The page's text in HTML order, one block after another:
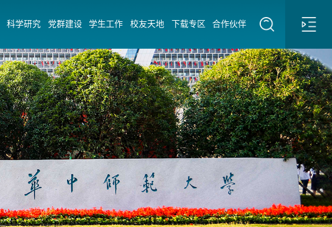
科学研究 党群建设 学生工作 校友天地 下载专区 合作伙伴